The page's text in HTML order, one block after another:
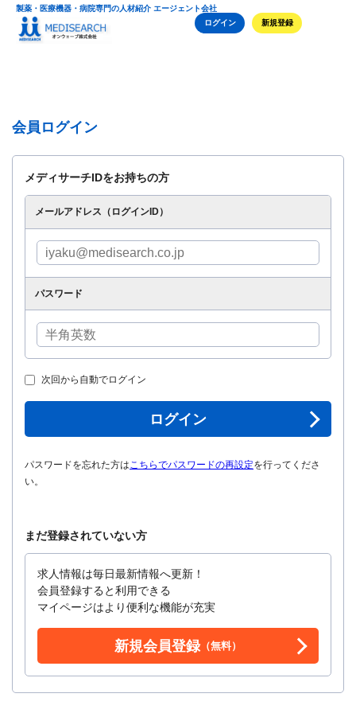
製薬・医療機器・病院専門の人材紹介 エージェント会社
ログイン
新規登録
会員ログイン
メディサーチIDをお持ちの方
メールアドレス（ログインID）
パスワード
次回から自動でログイン
ログイン
パスワードを忘れた方はこちらでパスワードの再設定を行ってくださ
い。
まだ登録されていない方
求人情報は毎日最新情報へ更新！
会員登録すると利用できる
マイページはより便利な機能が充実
新規会員登録（無料）